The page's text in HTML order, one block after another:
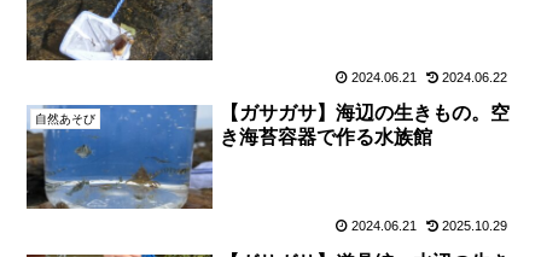
2024.06.21 2024.06.22
自然あそび
【ガサガサ】海辺の生きもの。空
き海苔容器で作る水族館
2024.06.21 2025.10.29